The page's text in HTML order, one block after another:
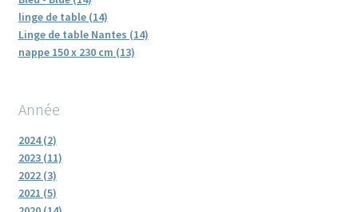
linge de table (14)
Linge de table Nantes (14)
nappe 150 x 230 cm (13)
Année
2024 (2)
2023 (11)
2022 (3)
2021 (5)